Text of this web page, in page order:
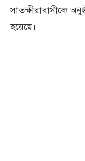
সাতক্ষীরাবাসীকে
হয়েছে।